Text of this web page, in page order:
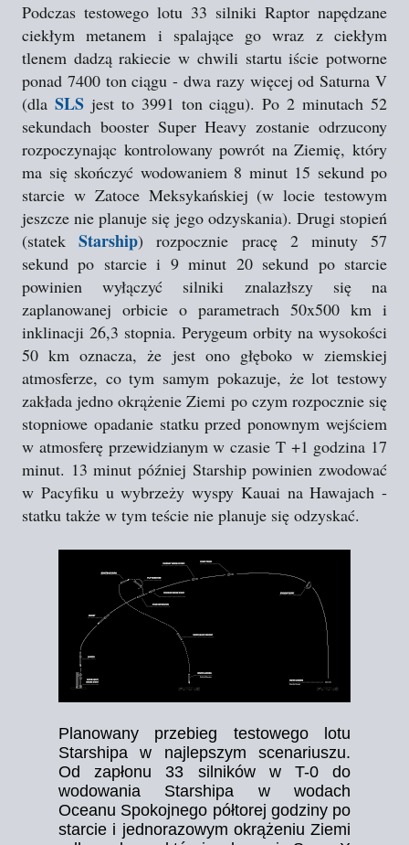
Podczas testowego lotu 33 silniki Raptor napędzane
ciekłym metanem i spalające go wraz z ciekłym
tlenem dadzą rakiecie w chwili startu iście potworne
ponad 7400 ton ciągu - dwa razy więcej od Saturna V
(dla SLSjest to 3991 ton ciągu). Po 2 minutach 52
sekundach booster Super Heavy zostanie odrzucony
rozpoczynając kontrolowany powrót na Ziemię, który
ma się skończyć wodowaniem 8 minut 15 sekund po
starcie w Zatoce Meksykańskiej (w locie testowym
jeszcze nie planuje się jego odzyskania). Drugi stopień
(statekStarship) rozpocznie pracę 2 minuty 57
sekund po starcie i 9 minut 20 sekund po starcie
powinien wyłączyć silniki znalazłszy się na
zaplanowanej orbicie o parametrach 50x500 km i
inklinacji 26,3 stopnia. Perygeum orbity na wysokości
50 km oznacza, że jest ono głęboko w ziemskiej
atmosferze, co tym samym pokazuje, że lot testowy
zakłada jedno okrążenie Ziemi po czym rozpocznie się
stopniowe opadanie statku przed ponownym wejściem
w atmosferę przewidzianym w czasie T +1 godzina 17
minut. 13 minut później Starship powinien zwodować
w Pacyfiku u wybrzeży wyspy Kauai na Hawajach -
statku także w tym teście nie planuje się odzyskać.
Planowany przebieg testowego lotu
Starshipa w najlepszym scenariuszu.
Od zapłonu 33 silników w T-0 do
wodowania Starshipa w wodach
Oceanu Spokojnego półtorej godziny po
starcie i jednorazowym okrążeniu Ziemi